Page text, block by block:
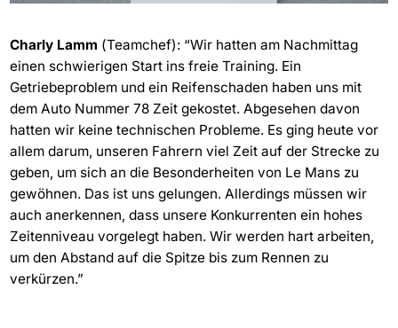
Charly Lamm (Teamchef): “Wir hatten am Nachmittag
einen schwierigen Start ins freie Training. Ein
Getriebeproblem und ein Reifenschaden haben uns mit
dem Auto Nummer 78 Zeit gekostet. Abgesehen davon
hatten wir keine technischen Probleme. Es ging heute vor
allem darum, unseren Fahrern viel Zeit auf der Strecke zu
geben, um sich an die Besonderheiten von Le Mans zu
gewöhnen. Das ist uns gelungen. Allerdings müssen wir
auch anerkennen, dass unsere Konkurrenten ein hohes
Zeitenniveau vorgelegt haben. Wir werden hart arbeiten,
um den Abstand auf die Spitze bis zum Rennen zu
verkürzen.”